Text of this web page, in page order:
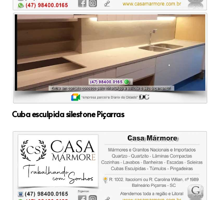
Cuba esculpida silestone Piçarras